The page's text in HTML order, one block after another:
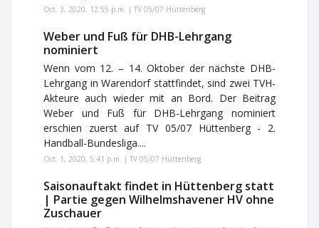
Oct. 3, 2020, 12:55 p.m. | TV 05/07 Hüttenberg
Weber und Fuß für DHB-Lehrgang
nominiert
Wenn vom 12. – 14. Oktober der nächste DHB-
Lehrgang in Warendorf stattfindet, sind zwei TVH-
Akteure auch wieder mit an Bord. Der Beitrag
Weber und Fuß für DHB-Lehrgang nominiert
erschien zuerst auf TV 05/07 Hüttenberg - 2.
Handball-Bundesliga....
Oct. 1, 2020, 5:41 p.m. | TV 05/07 Hüttenberg
Saisonauftakt findet in Hüttenberg statt
| Partie gegen Wilhelmshavener HV ohne
Zuschauer